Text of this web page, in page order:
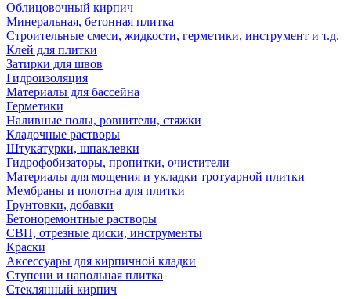
Облицовочный кирпич
Минеральная, бетонная плитка
Строительные смеси, жидкости, герметики, инструмент и т.д.
Клей для плитки
Затирки для швов
Гидроизоляция
Материалы для бассейна
Герметики
Наливные полы, ровнители, стяжки
Кладочные растворы
Штукатурки, шпаклевки
Гидрофобизаторы, пропитки, очистители
Материалы для мощения и укладки тротуарной плитки
Мембраны и полотна для плитки
Грунтовки, добавки
Бетоноремонтные растворы
СВП, отрезные диски, инструменты
Краски
Аксессуары для кирпичной кладки
Ступени и напольная плитка
Cтеклянный кирпич